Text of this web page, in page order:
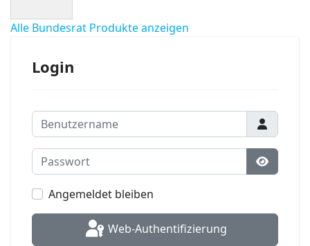
Alle Bundesrat Produkte anzeigen
Login
Benutzername
Passwort
Angemeldet bleiben
Web-Authentifizierung